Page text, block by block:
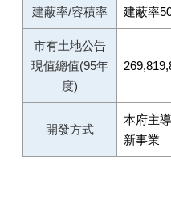
建蔽率/容積率 建蔽率
市有土地公告
現值總值(95年
度)
開發方式
本府主
新事業